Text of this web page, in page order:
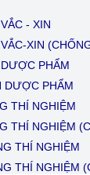
- XIN
XIN
PHẨM
DƯỢC PHẨM
THÍ NGHIỆM
THÍ NGHIỆM
THÍ NGHIỆM
THÍ NGHIỆM